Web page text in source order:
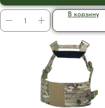
В корзину